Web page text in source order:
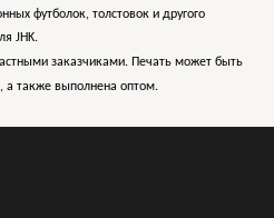
футболок, толстовок и другого
JHK.
заказчиками. Печать может быть
а также выполнена оптом.